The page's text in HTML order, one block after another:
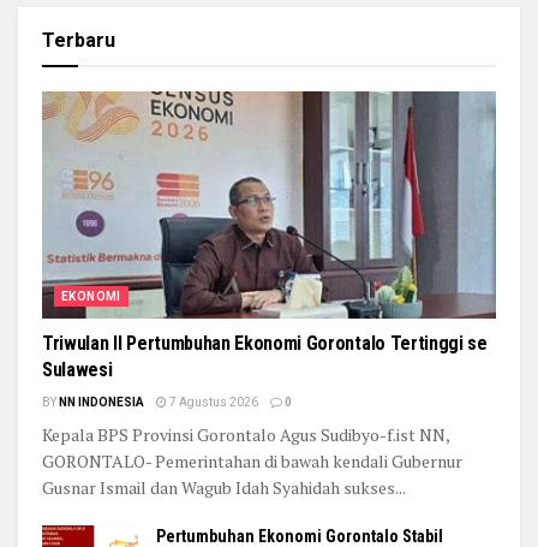
Terbaru
EKONOMI
Triwulan II Pertumbuhan Ekonomi Gorontalo Tertinggi se
Sulawesi
BY NN INDONESIA 7 Agustus 2026 0
Kepala BPS Provinsi Gorontalo Agus Sudibyo-f.ist NN,
GORONTALO- Pemerintahan di bawah kendali Gubernur
Gusnar Ismail dan Wagub Idah Syahidah sukses...
Pertumbuhan Ekonomi Gorontalo Stabil